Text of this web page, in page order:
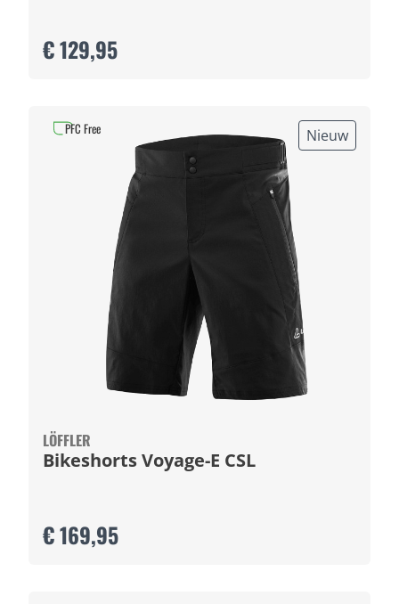
€ 129,95
Nieuw
LÖFFLER
Bikeshorts Voyage-E CSL
€ 169,95
PFC Free